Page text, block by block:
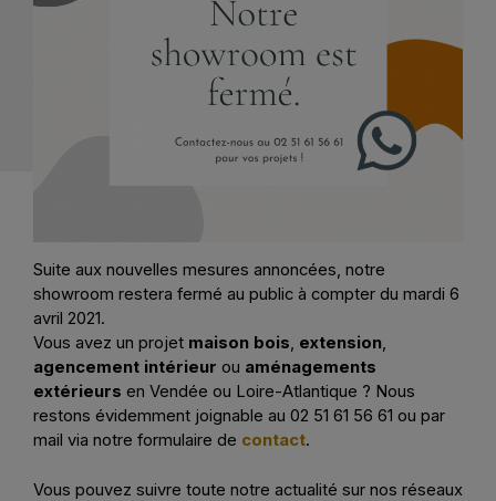
Suite aux nouvelles mesures annoncées, notre
showroom restera fermé au public à compter du mardi 6
avril 2021.
Vous avez un projet maison bois, extension,
agencement intérieur ou aménagements
extérieurs en Vendée ou Loire-Atlantique ? Nous
restons évidemment joignable au 02 51 61 56 61 ou par
mail via notre formulaire de contact.
Vous pouvez suivre toute notre actualité sur nos réseaux